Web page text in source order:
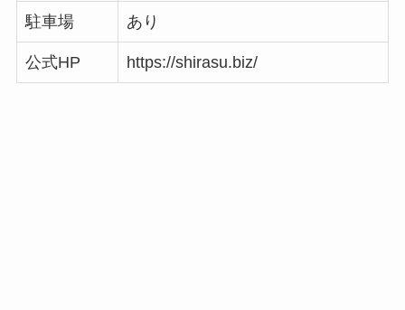
駐車場 あり
公式HP https://shirasu.biz/